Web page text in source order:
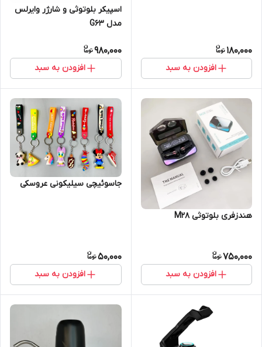
180,000
افزودن به سبد
اسپیکر بلوتوثی و شارژر وایرلس
مدل G63
980,000
افزودن به سبد
هندزفری بلوتوثی M28
750,000
افزودن به سبد
جاسوئیچی سیلیکونی عروسکی
50,000
افزودن به سبد